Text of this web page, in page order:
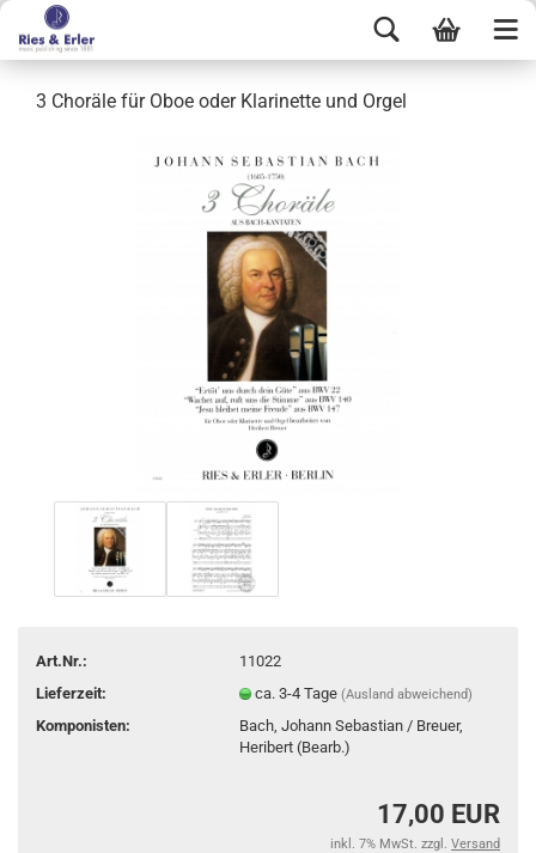
3 Choräle für Oboe oder Klarinette und Orgel
Art.Nr.:
11022
Lieferzeit:
ca. 3-4 Tage(Ausland abweichend)
Komponisten:
Bach, Johann Sebastian / Breuer,
Heribert (Bearb.)
17,00 EUR
inkl. 7% MwSt. zzgl. Versand